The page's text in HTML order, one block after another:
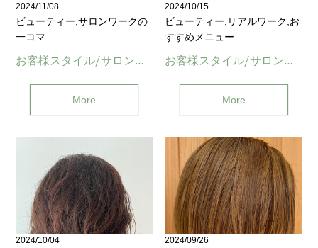
2024/11/08
ビューティー,サロンワークの
一コマ
お客様スタイル/サロンワーク(与野)
More
2024/10/15
ビューティー,リアルワーク,お
すすめメニュー
お客様スタイル/サロンワーク(与野)
More
2024/10/04 2024/09/26